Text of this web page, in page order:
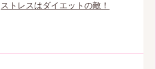
ストレスはダイエットの敵！